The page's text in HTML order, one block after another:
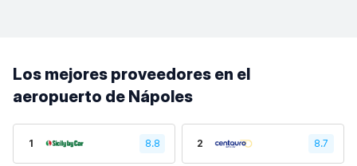
Los mejores proveedores en el
aeropuerto de Nápoles
1 8.8 2 8.7